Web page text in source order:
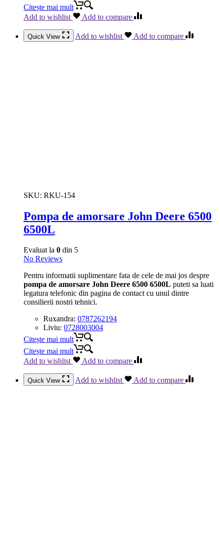
Citește mai mult
Add to wishlist
Add to compare
Quick View Add to wishlist Add to compare
SKU: RKU-154
Pompa de amorsare John Deere 6500
6500L
Evaluat la 0 din 5
No Reviews
Pentru informatii suplimentare fata de cele de mai jos despre
pompa de amorsare John Deere 6500 6500L puteti sa luati
legatura telefonic din pagina de contact cu unul dintre
consilierii nostri tehnici.
Ruxandra: 0787262194
Liviu: 0728003004
Citește mai mult
Citește mai mult
Add to wishlist
Add to compare
Quick View Add to wishlist Add to compare